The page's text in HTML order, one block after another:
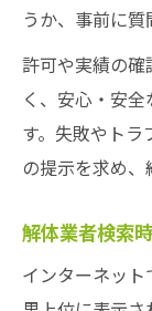
うか、事前に質
許可や実績の
く、安心・安
す。失敗やト
の提示を求め、
解体業者検索
インターネッ